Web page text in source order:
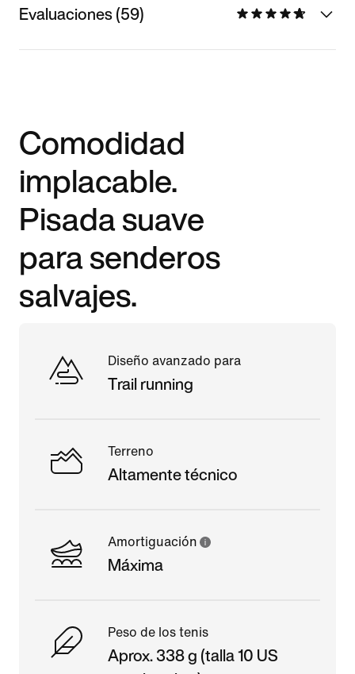
Evaluaciones (59)
Comodidad
implacable.
Pisada suave
para senderos
salvajes.
Diseño avanzado para
Trail running
Terreno
Altamente técnico
Amortiguación
Máxima
Peso de los tenis
Aprox. 338 g (talla 10 US